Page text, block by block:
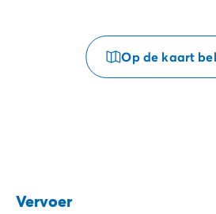
Op de kaart
Vervoer